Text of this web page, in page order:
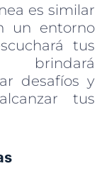
es similar
un entorno
tus
brindará
desafíos y
tus